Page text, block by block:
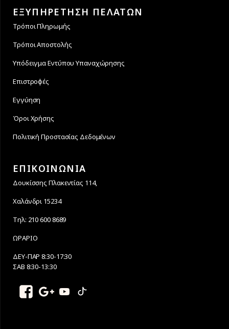
ΕΞΥΠΗΡΕΤΗΣΗ ΠΕΛΑΤΩΝ
Τρόποι Πληρωμής
Τρόποι Αποστολής
Υπόδειγμα Εντύπου Υπαναχώρησης
Επιστροφές
Εγγύηση
Όροι Χρήσης
Πολιτική Προστασίας Δεδομένων
ΕΠΙΚΟΙΝΩΝΙΑ
Δουκίσσης Πλακεντίας 114,
Χαλάνδρι 15234
Τηλ: 210 600 8689
ΩΡΑΡΙΟ
ΔΕΥ-ΠΑΡ 8:30-17:30
ΣΑΒ 8:30-13:30